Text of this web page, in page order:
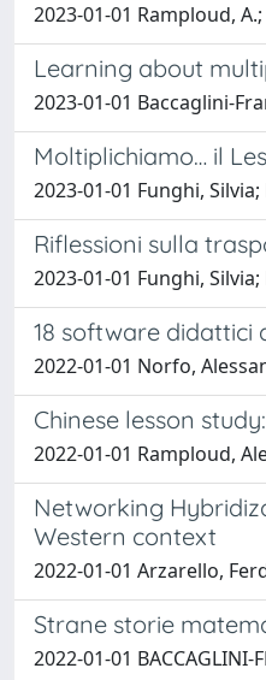
2023-01-01 Ramploud,
Learning about
2023-01-01 Baccaglini-
Moltiplichiamo… il
2023-01-01 Funghi,
Riflessioni sulla
2023-01-01 Funghi,
18 software didattici
2022-01-01 Norfo,
Chinese lesson
2022-01-01 Ramploud,
Networking
Western context
2022-01-01 Arzarello,
Strane storie
2022-01-01